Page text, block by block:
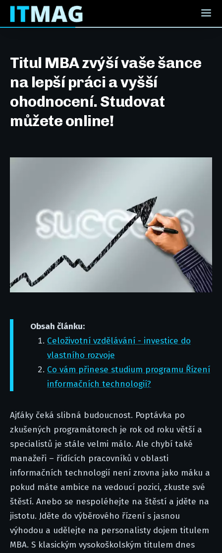
Titul MBA zvýší vaše šance
na lepší práci a vyšší
ohodnocení. Studovat
můžete online!
Obsah článku:
Celoživotní vzdělávání - investice do
vlastního rozvoje
Co vám přinese studium programu Řízení
informačních technologií?
Ajťáky čeká slibná budoucnost. Poptávka po
zkušených programátorech je rok od roku větší a
specialistů je stále velmi málo. Ale chybí také
manažeři – řídících pracovníků v oblasti
informačních technologií není zrovna jako máku a
pokud máte ambice na vedoucí pozici, zkuste své
štěstí. Anebo se nespoléhejte na štěstí a jděte na
jistotu. Jděte do výběrového řízení s jasnou
výhodou a udělejte na personalisty dojem titulem
MBA. S klasickým vysokoškolským titulem dnes